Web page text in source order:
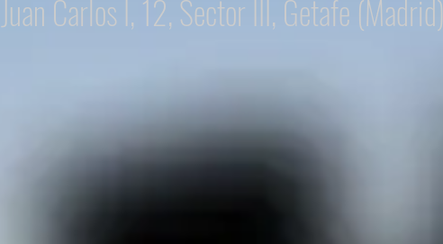
Carlos I, 12, Sector III, Getafe (Madrid)